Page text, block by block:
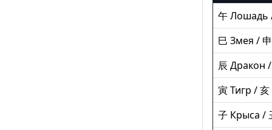
午 Лошадь
巳 Змея /
辰 Дракон
寅 Тигр /
子 Крыса /